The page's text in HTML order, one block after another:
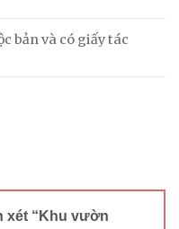
bản và có giấy tác
xét “Khu vườn